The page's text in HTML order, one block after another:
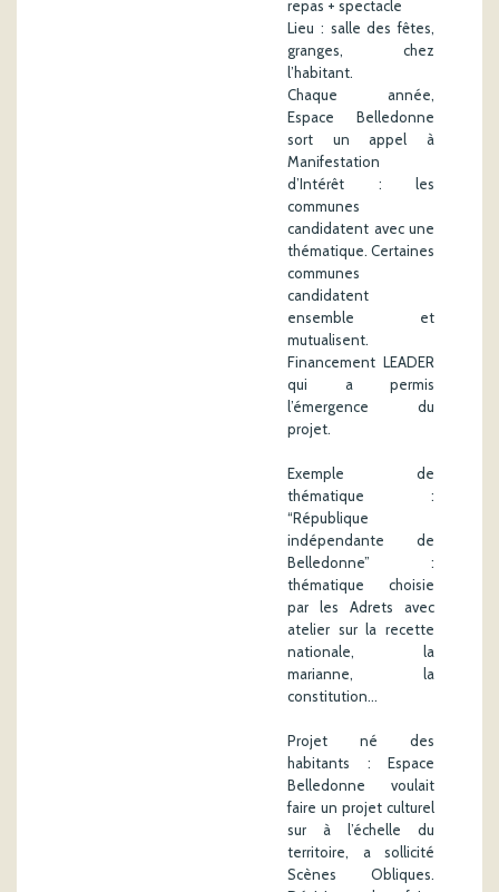
repas + spectacle
Lieu : salle des fêtes,
granges, chez
l’habitant.
Chaque année,
Espace Belledonne
sort un appel à
Manifestation
d’Intérêt : les
communes
candidatent avec une
thématique. Certaines
communes
candidatent
ensemble et
mutualisent.
Financement LEADER
qui a permis
l’émergence du
projet.
Exemple de
thématique :
“République
indépendante de
Belledonne” :
thématique choisie
par les Adrets avec
atelier sur la recette
nationale, la
marianne, la
constitution…
Projet né des
habitants : Espace
Belledonne voulait
faire un projet culturel
sur à l’échelle du
territoire, a sollicité
Scènes Obliques.